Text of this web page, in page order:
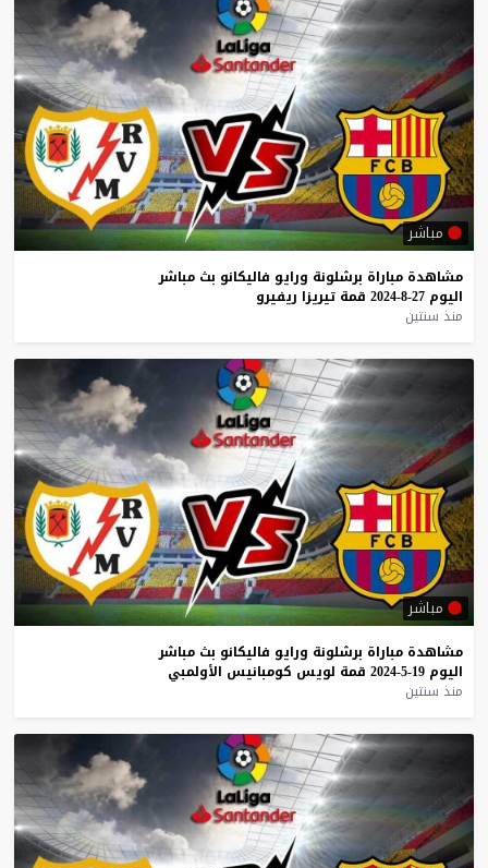
مباشر
مشاهدة مباراة برشلونة ورايو فاليكانو بث مباشر
اليوم 27-8-2024 قمة تيريزا ريفيرو
منذ سنتين
مباشر
مشاهدة مباراة برشلونة ورايو فاليكانو بث مباشر
اليوم 19-5-2024 قمة لويس كومبانيس الأولمبي
منذ سنتين